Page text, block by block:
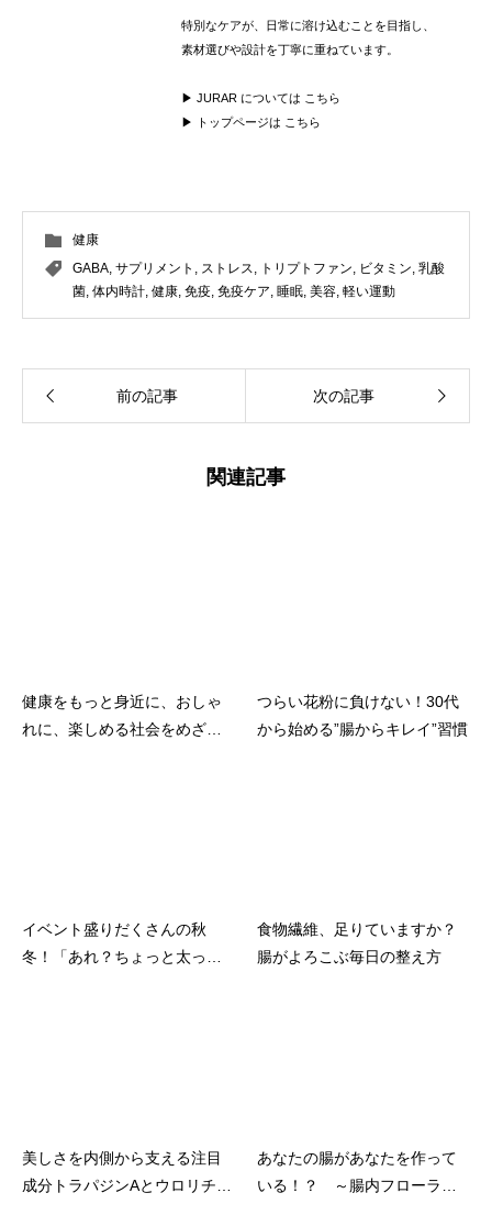
特別なケアが、日常に溶け込むことを目指し、
素材選びや設計を丁寧に重ねています。
▶ JURAR については こちら
▶ トップページは こちら
健康
GABA, サプリメント , ストレス, トリプトファン, ビタミン, 乳酸
菌, 体内時計, 健康, 免疫, 免疫ケア, 睡眠, 美容, 軽い運動
前の記事 次の記事
関連記事
健康をもっと身近に、おしゃ
れに、楽しめる社会をめざし
つらい花粉に負けない！30代
から始める”腸からキレイ”習慣
イベント盛りだくさんの秋
冬！「あれ？ちょっと太っ
食物繊維、足りていますか？
腸がよろこぶ毎日の整え方
美しさを内側から支える注目
成分トラパジンAとウロリチン
あなたの腸があなたを作って
いる！？ ～腸内フローラが